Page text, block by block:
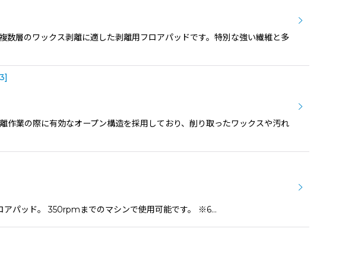
層のワックス剥離に適した剥離用フロアパッドです。特別な強い繊維と多
]
業の際に有効なオープン構造を採用しており、削り取ったワックスや汚れ
アパッド。 350rpmまでのマシンで使用可能です。 ※6…